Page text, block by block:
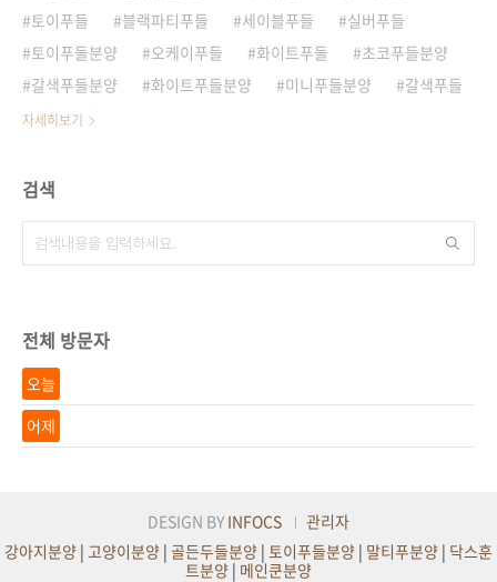
토이푸들
블랙파티푸들 세이블푸들
실버푸들
토이푸들분양
오케이푸들 화이트푸들
초코푸들분양
갈색푸들분양
화이트푸들분양 미니푸들분양 갈색푸들
자세히보기
검색
전체 방문자
오늘
어제
DESIGN BY INFOCS
관리자
강아지분양 | 고양이분양 | 골든두들분양 | 토이푸들분양 | 말티푸분양 | 닥스훈
트분양 | 메인쿤분양